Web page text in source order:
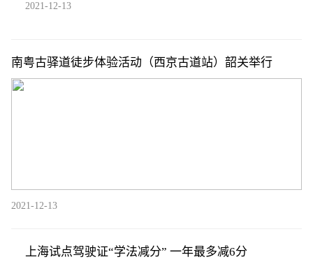
2021-12-13
南粤古驿道徒步体验活动（西京古道站）韶关举行
2021-12-13
上海试点驾驶证“学法减分” 一年最多减6分